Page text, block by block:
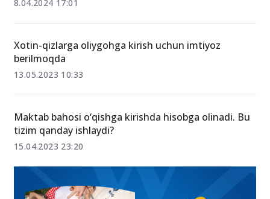
8.04.2024 17:01
Xotin-qizlarga oliygohga kirish uchun imtiyoz
berilmoqda
13.05.2023 10:33
Maktab bahosi o‘qishga kirishda hisobga olinadi. Bu
tizim qanday ishlaydi?
15.04.2023 23:20